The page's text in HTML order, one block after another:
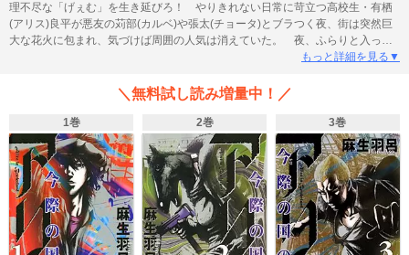
理不尽な「げぇむ」を生き延びろ！ やりきれない日常に苛立つ高校生・有栖
(アリス)良平が悪友の苅部(カルベ)や張太(チョータ)とブラつく夜、街は突然巨
大な花火に包まれ、気づけば周囲の人気は消えていた。 夜、ふらりと入った
神社で告げられる「げぇむ」の始まり。一歩誤れば命が奪われる理不尽な難題
ド&クローサー」の麻生羽呂が全くスタイルを変えて挑む戦慄のサバイバル・サ
もっと詳細を見る▼
＼無料試し読み増量中！／
1巻 2巻 3巻